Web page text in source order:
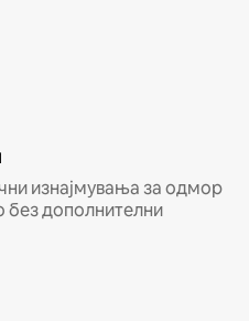
изнајмувања за одмор
дополнителни